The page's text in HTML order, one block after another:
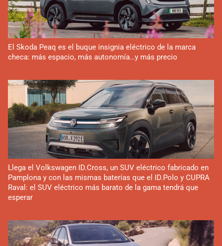
El Skoda Peaq es el buque insignia eléctrico de la marca
checa: más espacio, más autonomía…y más precio
Llega el Volkswagen ID.Cross, un SUV eléctrico fabricado en
Pamplona y con las mismas baterías que el ID.Polo y CUPRA
Raval: el SUV eléctrico más barato de la gama tendrá que
esperar